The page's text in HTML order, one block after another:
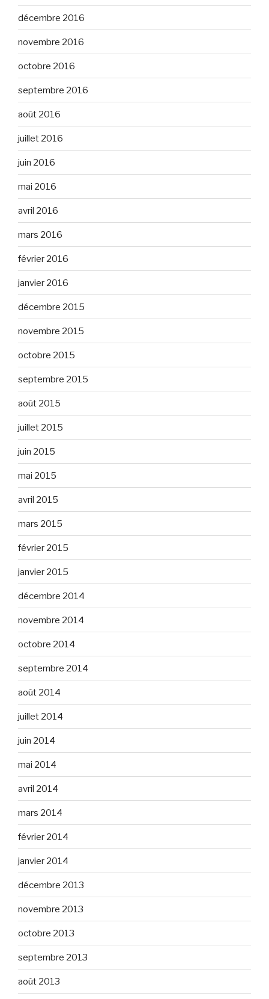
décembre 2016
novembre 2016
octobre 2016
septembre 2016
août 2016
juillet 2016
juin 2016
mai 2016
avril 2016
mars 2016
février 2016
janvier 2016
décembre 2015
novembre 2015
octobre 2015
septembre 2015
août 2015
juillet 2015
juin 2015
mai 2015
avril 2015
mars 2015
février 2015
janvier 2015
décembre 2014
novembre 2014
octobre 2014
septembre 2014
août 2014
juillet 2014
juin 2014
mai 2014
avril 2014
mars 2014
février 2014
janvier 2014
décembre 2013
novembre 2013
octobre 2013
septembre 2013
août 2013